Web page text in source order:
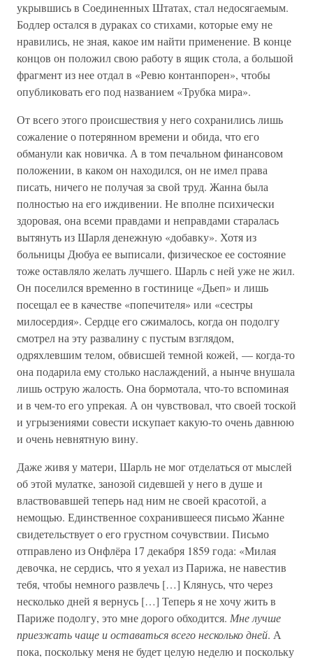
укрывшись в Соединенных Штатах, стал недосягаемым.
Бодлер остался в дураках со стихами, которые ему не
нравились, не зная, какое им найти применение. В конце
концов он положил свою работу в ящик стола, а большой
фрагмент из нее отдал в «Ревю контанпорен», чтобы
опубликовать его под названием «Трубка мира».
От всего этого происшествия у него сохранились лишь
сожаление о потерянном времени и обида, что его
обманули как новичка. А в том печальном финансовом
положении, в каком он находился, он не имел права
писать, ничего не получая за свой труд. Жанна была
полностью на его иждивении. Не вполне психически
здоровая, она всеми правдами и неправдами старалась
вытянуть из Шарля денежную «добавку». Хотя из
больницы Дюбуа ее выписали, физическое ее состояние
тоже оставляло желать лучшего. Шарль с ней уже не жил.
Он поселился временно в гостинице «Дьеп» и лишь
посещал ее в качестве «попечителя» или «сестры
милосердия». Сердце его сжималось, когда он подолгу
смотрел на эту развалину с пустым взглядом,
одряхлевшим телом, обвисшей темной кожей, — когда-то
она подарила ему столько наслаждений, а нынче внушала
лишь острую жалость. Она бормотала, что-то вспоминая
и в чем-то его упрекая. А он чувствовал, что своей тоской
и угрызениями совести искупает какую-то очень давнюю
и очень невнятную вину.
Даже живя у матери, Шарль не мог отделаться от мыслей
об этой мулатке, занозой сидевшей у него в душе и
властвовавшей теперь над ним не своей красотой, а
немощью. Единственное сохранившееся письмо Жанне
свидетельствует о его грустном сочувствии. Письмо
отправлено из Онфлёра 17 декабря 1859 года: «Милая
девочка, не сердись, что я уехал из Парижа, не навестив
тебя, чтобы немного развлечь […] Клянусь, что через
несколько дней я вернусь […] Теперь я не хочу жить в
Париже подолгу, это мне дорого обходится. Мне лучше
приезжать чаще и оставаться всего несколько дней. А
пока, поскольку меня не будет целую неделю и поскольку